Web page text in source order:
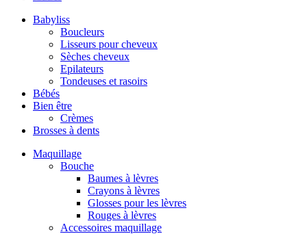
Babyliss
Boucleurs
Lisseurs pour cheveux
Sèches cheveux
Epilateurs
Tondeuses et rasoirs
Bébés
Bien être
Crèmes
Brosses à dents
Maquillage
Bouche
Baumes à lèvres
Crayons à lèvres
Glosses pour les lèvres
Rouges à lèvres
Accessoires maquillage